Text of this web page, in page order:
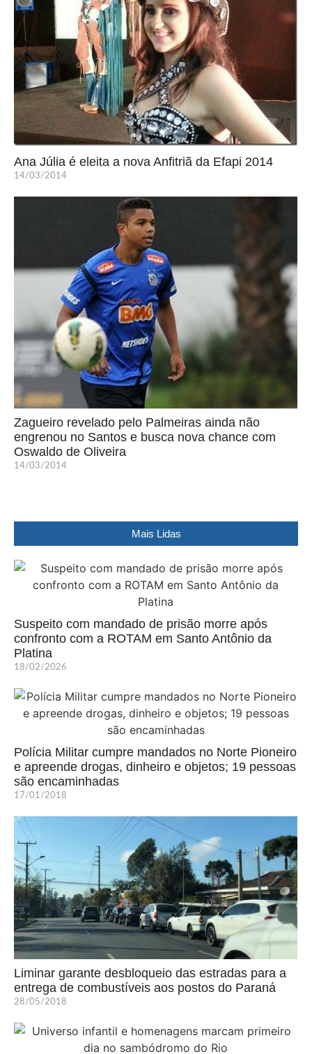
Ana Júlia é eleita a nova Anfitriã da Efapi 2014
14/03/2014
Zagueiro revelado pelo Palmeiras ainda não
engrenou no Santos e busca nova chance com
Oswaldo de Oliveira
14/03/2014
Mais Lidas
Suspeito com mandado de prisão morre após
confronto com a ROTAM em Santo Antônio da
Platina
18/02/2026
Polícia Militar cumpre mandados no Norte Pioneiro
e apreende drogas, dinheiro e objetos; 19 pessoas
são encaminhadas
17/01/2018
Liminar garante desbloqueio das estradas para a
entrega de combustíveis aos postos do Paraná
28/05/2018